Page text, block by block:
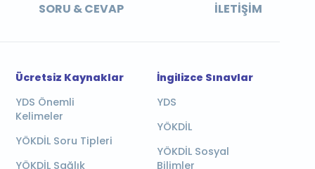
SORU & CEVAP İLETIŞIM
Ücretsiz Kaynaklar
YDS Önemli
Kelimeler
YÖKDİL Soru Tipleri
YÖKDİL Sağlık
İngilizce Sınavlar
YDS
YÖKDİL
YÖKDİL Sosyal
Bilimler